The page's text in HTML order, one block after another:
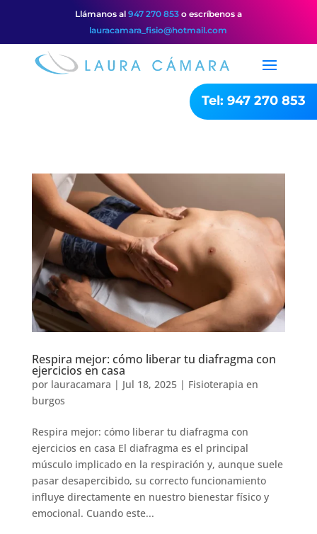
Llámanos al 947 270 853o escríbenos a
lauracamara_fisio@hotmail.com
Tel: 947 270 853
Respira mejor: cómo liberar tu diafragma con
ejercicios en casa
por lauracamara | Jul 18, 2025| Fisioterapia en
burgos
Respira mejor: cómo liberar tu diafragma con
ejercicios en casa El diafragma es el principal
músculo implicado en la respiración y, aunque suele
pasar desapercibido, su correcto funcionamiento
influye directamente en nuestro bienestar físico y
emocional. Cuando este...